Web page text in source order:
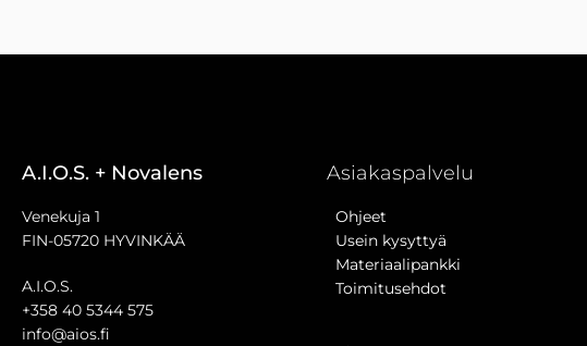
A.I.O.S. + Novalens
Venekuja 1
FIN-05720 HYVINKÄÄ
A.I.O.S.
+358 40 5344 575
info@aios.fi
Asiakaspalvelu
Ohjeet
Usein kysyttyä
Materiaalipankki
Toimitusehdot